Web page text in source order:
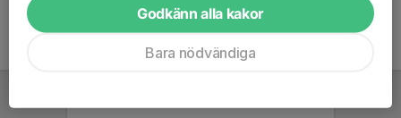
Godkänn alla kakor
Bara nödvändiga